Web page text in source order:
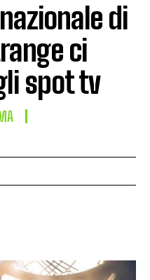
di
ci
spot tv